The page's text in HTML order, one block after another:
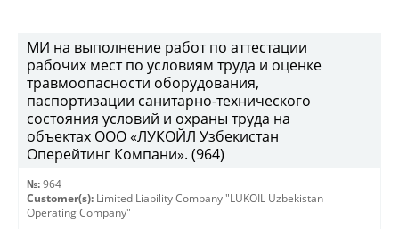
МИ на выполнение работ по аттестации
рабочих мест по условиям труда и оценке
травмоопасности оборудования,
паспортизации санитарно-технического
состояния условий и охраны труда на
объектах ООО «ЛУКОЙЛ Узбекистан
Оперейтинг Компани». (964)
№: 964
Customer(s): Limited Liability Company "LUKOIL Uzbekistan
Operating Company"